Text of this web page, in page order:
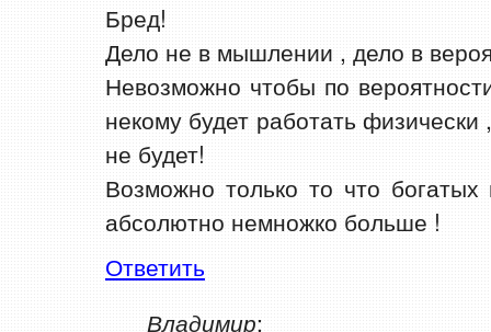
Бред!
Дело не в мышлении , дело в
Невозможно чтобы по
некому будет работать физически
не будет!
Возможно только то что
абсолютно немножко больше !
Ответить
Владимир: